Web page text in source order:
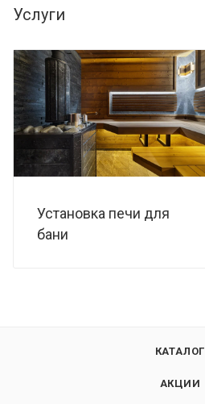
Услуги
Установка печи для
бани
КАТАЛОГ
АКЦИИ